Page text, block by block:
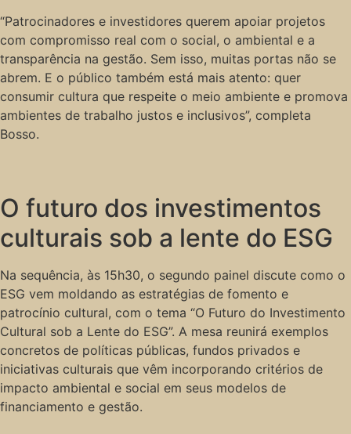
“Patrocinadores e investidores querem apoiar projetos
com compromisso real com o social, o ambiental e a
transparência na gestão. Sem isso, muitas portas não se
abrem. E o público também está mais atento: quer
consumir cultura que respeite o meio ambiente e promova
ambientes de trabalho justos e inclusivos”, completa
Bosso.
O futuro dos investimentos
culturais sob a lente do ESG
Na sequência, às 15h30, o segundo painel discute como o
ESG vem moldando as estratégias de fomento e
patrocínio cultural, com o tema “O Futuro do Investimento
Cultural sob a Lente do ESG”. A mesa reunirá exemplos
concretos de políticas públicas, fundos privados e
iniciativas culturais que vêm incorporando critérios de
impacto ambiental e social em seus modelos de
financiamento e gestão.